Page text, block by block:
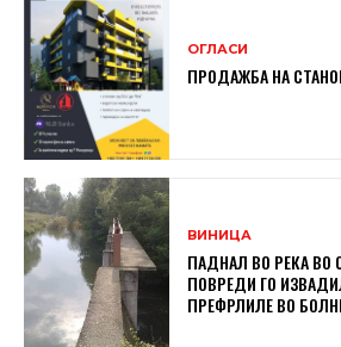
ОГЛАСИ
ПРОДАЖБА НА
ВИНИЦА
ПАДНАЛ ВО РЕКА ВО
ПОВРЕДИ ГО
ПРЕФРЛИЛЕ ВО